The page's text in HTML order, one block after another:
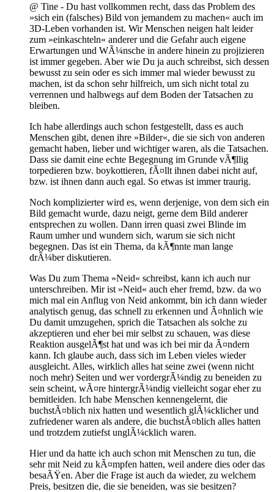
@ Tine - Du hast vollkommen recht, dass das Problem des
»sich ein (falsches) Bild von jemandem zu machen« auch im
3D-Leben vorhanden ist. Wir Menschen neigen halt leider
zum »einkaschteln« anderer und die Gefahr auch eigene
Erwartungen und WÃ¼nsche in andere hinein zu projizieren
ist immer gegeben. Aber wie Du ja auch schreibst, sich dessen
bewusst zu sein oder es sich immer mal wieder bewusst zu
machen, ist da schon sehr hilfreich, um sich nicht total zu
verrennen und halbwegs auf dem Boden der Tatsachen zu
bleiben.
Ich habe allerdings auch schon festgestellt, dass es auch
Menschen gibt, denen ihre »Bilder«, die sie sich von anderen
gemacht haben, lieber und wichtiger waren, als die Tatsachen.
Dass sie damit eine echte Begegnung im Grunde vÃ¶llig
torpedieren bzw. boykottieren, fÃ¤llt ihnen dabei nicht auf,
bzw. ist ihnen dann auch egal. So etwas ist immer traurig.
Noch komplizierter wird es, wenn derjenige, von dem sich ein
Bild gemacht wurde, dazu neigt, gerne dem Bild anderer
entsprechen zu wollen. Dann irren quasi zwei Blinde im
Raum umher und wundern sich, warum sie sich nicht
begegnen. Das ist ein Thema, da kÃ¶nnte man lange
drÃ¼ber diskutieren.
Was Du zum Thema »Neid« schreibst, kann ich auch nur
unterschreiben. Mir ist »Neid« auch eher fremd, bzw. da wo
mich mal ein Anflug von Neid ankommt, bin ich dann wieder
analytisch genug, das schnell zu erkennen und Ã¤hnlich wie
Du damit umzugehen, sprich die Tatsachen als solche zu
akzeptieren und eher bei mir selbst zu schauen, was diese
Reaktion ausgelÃ¶st hat und was ich bei mir da Ã¤ndern
kann. Ich glaube auch, dass sich im Leben vieles wieder
ausgleicht. Alles, wirklich alles hat seine zwei (wenn nicht
noch mehr) Seiten und wer vordergrÃ¼ndig zu beneiden zu
sein scheint, wÃ¤re hintergrÃ¼ndig vielleicht sogar eher zu
bemitleiden. Ich habe Menschen kennengelernt, die
buchstÃ¤blich nix hatten und wesentlich glÃ¼cklicher und
zufriedener waren als andere, die buchstÃ¤blich alles hatten
und trotzdem zutiefst unglÃ¼cklich waren.
Hier und da hatte ich auch schon mit Menschen zu tun, die
sehr mit Neid zu kÃ¤mpfen hatten, weil andere dies oder das
besaÃŸen. Aber die Frage ist auch da wieder, zu welchem
Preis, besitzen die, die sie beneiden, was sie besitzen?